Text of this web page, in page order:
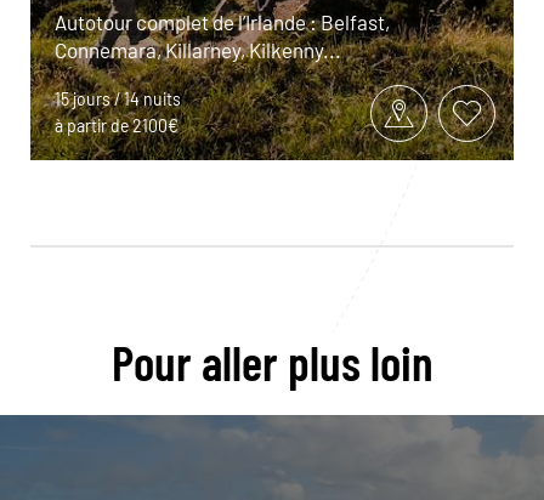
Autotour complet de l’Irlande : Belfast,
Connemara, Killarney, Kilkenny...
15 jours / 14 nuits
à partir de 2100€
Pour aller plus loin